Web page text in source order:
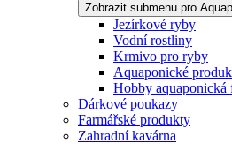
Zobrazit submenu pro
Jezírkové ryby
Vodní rostliny
Krmivo pro ryby
Aquaponické
Hobby aquaponická
Dárkové poukazy
Farmářské produkty
Zahradní kavárna